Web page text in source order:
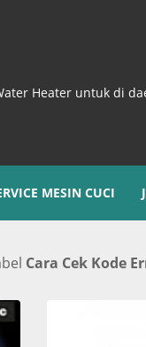
Heater untuk di
MESIN CUCI
Cara Cek Kode